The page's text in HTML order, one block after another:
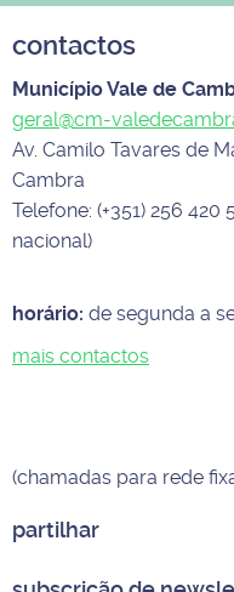
contactos
Município Vale de
geral@cm-
Av. Camilo Tavares de
Cambra
Telefone: (+351) 256
nacional)
horário: de segunda a
mais contactos
(chamadas para rede
partilhar